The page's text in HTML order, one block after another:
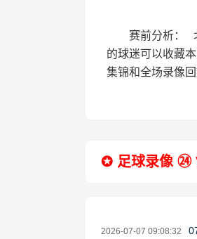
赛前分析：
的球迷可以收藏
集锦和全场录像
✪ 足球录像 ㉔
2026-07-07 09:08:32